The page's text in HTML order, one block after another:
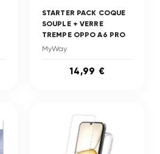
STARTER PACK COQUE
SOUPLE + VERRE
TREMPE OPPO A6 PRO
MyWay
14,99 €